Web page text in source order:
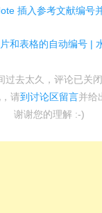
插入参考文献编号
和表格的自动编号 |
过去太久，评论已关闭
请到讨论区留言并给
谢谢您的理解 :-)